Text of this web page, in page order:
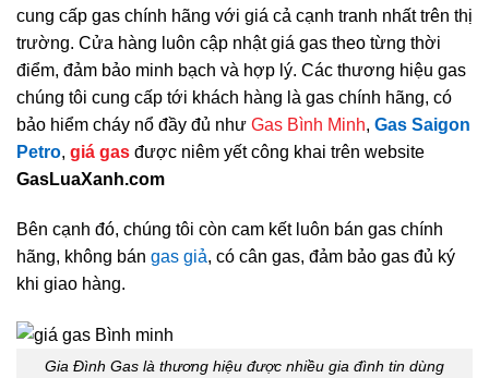
cung cấp gas chính hãng với giá cả cạnh tranh nhất trên thị
trường. Cửa hàng luôn cập nhật giá gas theo từng thời
điểm, đảm bảo minh bạch và hợp lý. Các thương hiệu gas
chúng tôi cung cấp tới khách hàng là gas chính hãng, có
bảo hiểm cháy nổ đầy đủ như Gas Bình Minh, Gas Saigon
Petro, giá gas được niêm yết công khai trên website
GasLuaXanh.com
Bên cạnh đó, chúng tôi còn cam kết luôn bán gas chính
hãng, không bán gas giả, có cân gas, đảm bảo gas đủ ký
khi giao hàng.
Gia Đình Gas là thương hiệu được nhiều gia đình tin dùng